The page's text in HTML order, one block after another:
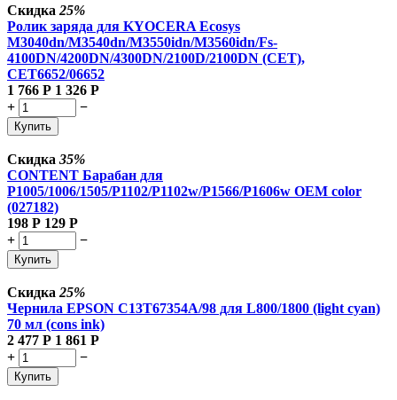
Скидка 25%
Ролик заряда для KYOCERA Ecosys
M3040dn/M3540dn/M3550idn/M3560idn/Fs-
4100DN/4200DN/4300DN/2100D/2100DN (CET),
CET6652/06652
1 766 Р 1 326 Р
+
−
Купить
Скидка 35%
CONTENT Барабан для
P1005/1006/1505/P1102/P1102w/P1566/P1606w OEM color
(027182)
198 Р 129 Р
+
−
Купить
Скидка 25%
Чернила EPSON C13T67354A/98 для L800/1800 (light cyan)
70 мл (cons ink)
2 477 Р 1 861 Р
+
−
Купить